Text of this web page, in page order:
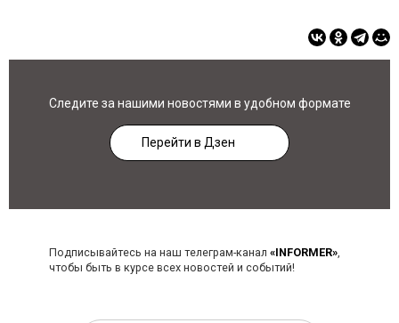
Следите за нашими новостями в удобном формате
Перейти в Дзен
Подписывайтесь на наш телеграм-канал «INFORMER»,
чтобы быть в курсе всех новостей и событий!